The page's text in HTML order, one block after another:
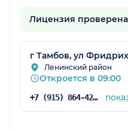
Лицензия проверена
г Тамбов, ул
Ленинский район
Откроется в 09:00
+7 (915) 864-42-84